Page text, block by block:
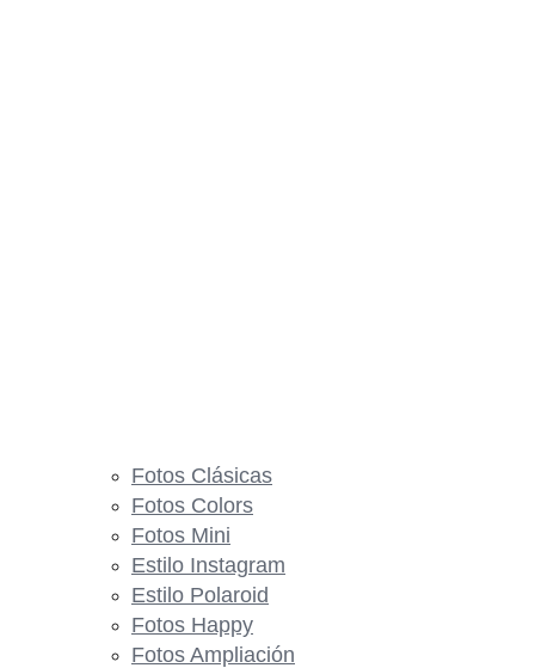
Fotos Clásicas
Fotos Colors
Fotos Mini
Estilo Instagram
Estilo Polaroid
Fotos Happy
Fotos Ampliación